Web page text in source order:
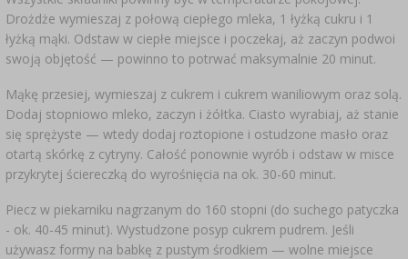
JELITA
PEKLE, MARYNATY I ZIOŁA ›
KULTURY BAKTERII
AROMATY DYMU WĘDZARNICZEGO
AKCESORIA WINIARSKIE ›
BUTELKI ›
GĄSIORY
REGAŁY
ETYKIETY
WĘGIEL AKTYWNY
SUBSTANCJE DODATKOWE
ETYKIETY
BADANIA ALKOHOLU
LITERATURA
MŁYNKI I MOŹDZIERZE ›
GADŻETY DOMOWE
MOTORYZACJA
Drożdże wymieszaj z połową ciepłego mleka, 1 łyżką cukru i 1
łyżką mąki. Odstaw w ciepłe miejsce i poczekaj, aż zaczyn podwoi
swoją objętość — powinno to potrwać maksymalnie 20 minut.
Mąkę przesiej, wymieszaj z cukrem i cukrem waniliowym oraz solą.
Dodaj stopniowo mleko, zaczyn i żółtka. Ciasto wyrabiaj, aż stanie
się sprężyste — wtedy dodaj roztopione i ostudzone masło oraz
otartą skórkę z cytryny. Całość ponownie wyrób i odstaw w misce
przykrytej ściereczką do wyrośnięcia na ok. 30-60 minut.
Piecz w piekarniku nagrzanym do 160 stopni (do suchego patyczka
- ok. 40-45 minut). Wystudzone posyp cukrem pudrem. Jeśli
używasz formy na babkę z pustym środkiem — wolne miejsce